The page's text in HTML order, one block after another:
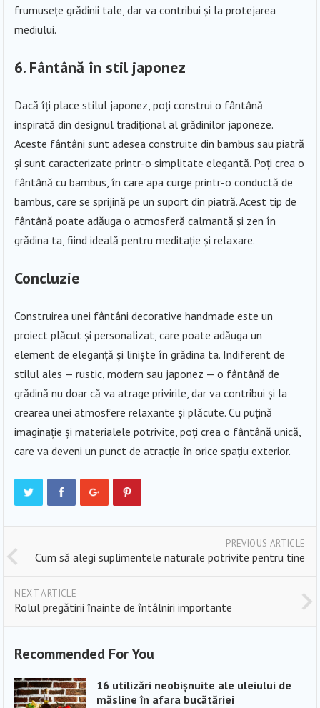
frumusețe grădinii tale, dar va contribui și la protejarea
mediului.
6. Fântână în stil japonez
Dacă îți place stilul japonez, poți construi o fântână
inspirată din designul tradițional al grădinilor japoneze.
Aceste fântâni sunt adesea construite din bambus sau piatră
și sunt caracterizate printr-o simplitate elegantă. Poți crea o
fântână cu bambus, în care apa curge printr-o conductă de
bambus, care se sprijină pe un suport din piatră. Acest tip de
fântână poate adăuga o atmosferă calmantă și zen în
grădina ta, fiind ideală pentru meditație și relaxare.
Concluzie
Construirea unei fântâni decorative handmade este un
proiect plăcut și personalizat, care poate adăuga un
element de eleganță și liniște în grădina ta. Indiferent de
stilul ales — rustic, modern sau japonez — o fântână de
grădină nu doar că va atrage privirile, dar va contribui și la
crearea unei atmosfere relaxante și plăcute. Cu puțină
imaginație și materialele potrivite, poți crea o fântână unică,
care va deveni un punct de atracție în orice spațiu exterior.
PREVIOUS ARTICLE
Cum să alegi suplimentele naturale potrivite pentru tine
NEXT ARTICLE
Rolul pregătirii înainte de întâlniri importante
Recommended For You
16 utilizări neobișnuite ale uleiului de
măsline în afara bucătăriei